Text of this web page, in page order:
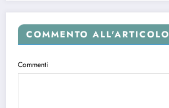
COMMENTO ALL'ARTICOLO
Commenti